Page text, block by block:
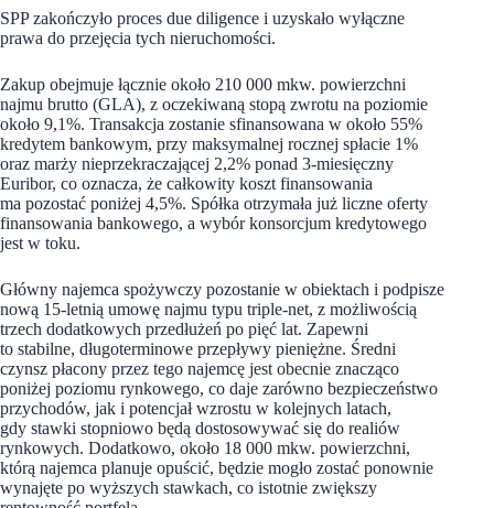
SPP zakończyło proces due diligence i uzyskało wyłączne
prawa do przejęcia tych nieruchomości.
Zakup obejmuje łącznie około 210 000 mkw. powierzchni
najmu brutto (GLA), z oczekiwaną stopą zwrotu na poziomie
około 9,1%. Transakcja zostanie sfinansowana w około 55%
kredytem bankowym, przy maksymalnej rocznej spłacie 1%
oraz marży nieprzekraczającej 2,2% ponad 3-miesięczny
Euribor, co oznacza, że całkowity koszt finansowania
ma pozostać poniżej 4,5%. Spółka otrzymała już liczne oferty
finansowania bankowego, a wybór konsorcjum kredytowego
jest w toku.
Główny najemca spożywczy pozostanie w obiektach i podpisze
nową 15-letnią umowę najmu typu triple-net, z możliwością
trzech dodatkowych przedłużeń po pięć lat. Zapewni
to stabilne, długoterminowe przepływy pieniężne. Średni
czynsz płacony przez tego najemcę jest obecnie znacząco
poniżej poziomu rynkowego, co daje zarówno bezpieczeństwo
przychodów, jak i potencjał wzrostu w kolejnych latach,
gdy stawki stopniowo będą dostosowywać się do realiów
rynkowych. Dodatkowo, około 18 000 mkw. powierzchni,
którą najemca planuje opuścić, będzie mogło zostać ponownie
wynajęte po wyższych stawkach, co istotnie zwiększy